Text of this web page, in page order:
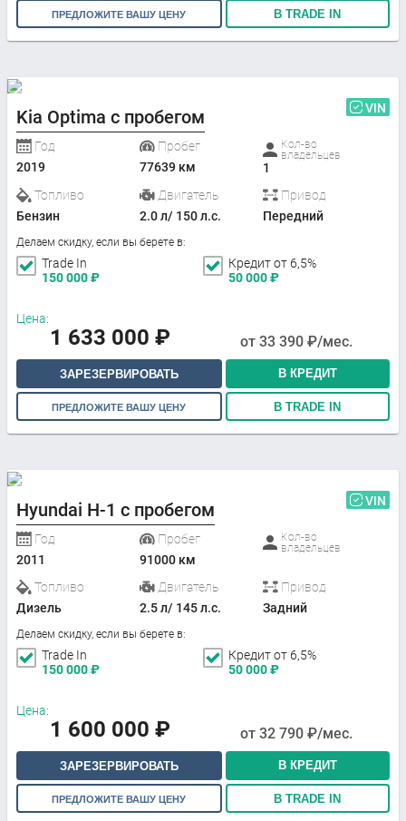
ПРЕДЛОЖИТЕ ВАШУ ЦЕНУ В TRADE IN
Kia Optima с пробегом VIN
Год
2019
Пробег
77639 км
Кол-во
владельцев
1
Топливо
Бензин
Двигатель
2.0 л/ 150 л.с.
Привод
Передний
Делаем скидку, если вы берете в:
Trade In
150 000₽
Кредит от 6,5%
50 000₽
Цена:
1 633 000 ₽ от 33 390 ₽/мес.
ЗАРЕЗЕРВИРОВАТЬ В КРЕДИТ
ПРЕДЛОЖИТЕ ВАШУ ЦЕНУ В TRADE IN
Hyundai H-1 с пробегом VIN
Год
2011
Пробег
91000 км
Кол-во
владельцев
Топливо
Дизель
Двигатель
2.5 л/ 145 л.с.
Привод
Задний
Делаем скидку, если вы берете в:
Trade In
150 000₽
Кредит от 6,5%
50 000₽
Цена:
1 600 000 ₽ от 32 790 ₽/мес.
ЗАРЕЗЕРВИРОВАТЬ В КРЕДИТ
ПРЕДЛОЖИТЕ ВАШУ ЦЕНУ В TRADE IN